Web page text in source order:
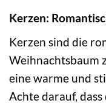
Kerzen:
Kerzen sind die
Weihnachtsbaum
eine warme und
Achte darauf,